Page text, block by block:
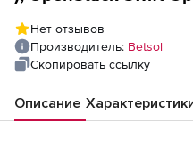
Нет отзывов
Производитель: Betsol
Скопировать ссылку
Описание